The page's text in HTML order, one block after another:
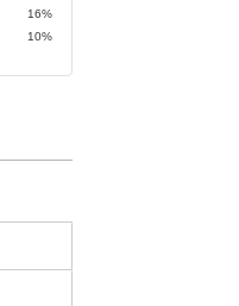
16%
10%